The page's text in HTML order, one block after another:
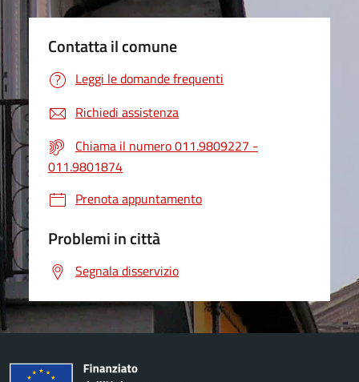
Contatta il comune
Leggi le domande frequenti
Richiedi assistenza
Chiama il numero 011.9809227 -
011.9801874
Prenota appuntamento
Problemi in città
Segnala disservizio